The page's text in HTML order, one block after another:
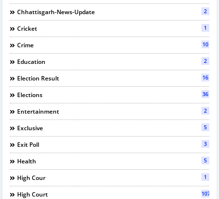
Chhattisgarh-News-Update 2
Cricket 1
Crime 10
Education 2
Election Result 16
Elections 36
Entertainment 2
Exclusive 5
Exit Poll 3
Health 5
High Cour 1
High Court 107